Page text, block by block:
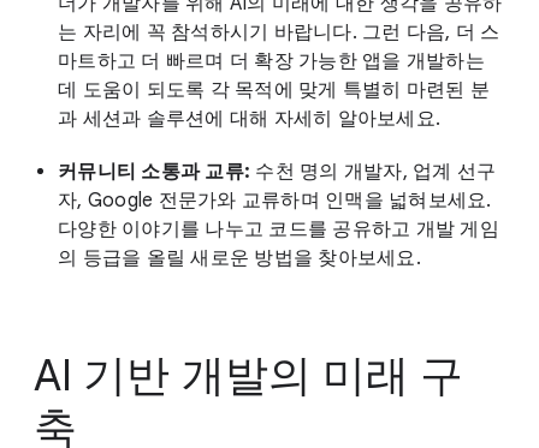
는 자리에 꼭 참석하시기 바랍니다. 그런 다음, 더 스
마트하고 더 빠르며 더 확장 가능한 앱을 개발하는
데 도움이 되도록 각 목적에 맞게 특별히 마련된 분
과 세션과 솔루션에 대해 자세히 알아보세요.
커뮤니티 소통과 교류: 수천 명의 개발자, 업계 선구
자, Google 전문가와 교류하며 인맥을 넓혀보세요.
다양한 이야기를 나누고 코드를 공유하고 개발 게임
의 등급을 올릴 새로운 방법을 찾아보세요.
AI 기반 개발의 미래 구
축